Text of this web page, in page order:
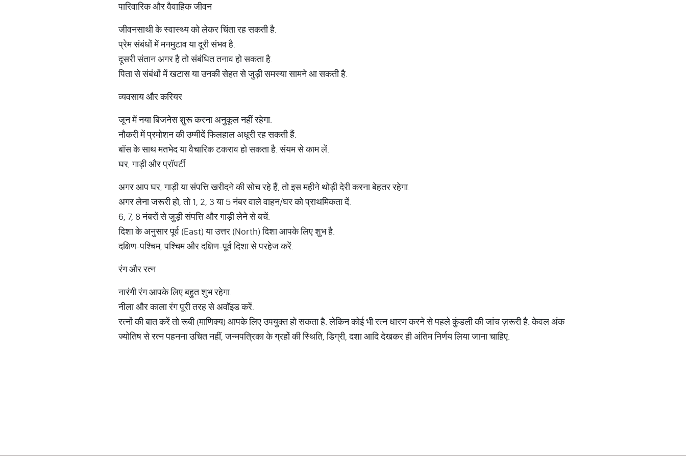
पारिवारिक और वैवाहिक जीवन
जीवनसाथी के स्वास्थ्य को लेकर चिंता रह सकती है.
प्रेम संबंधों में मनमुटाव या दूरी संभव है.
दूसरी संतान अगर है तो संबंधित तनाव हो सकता है.
पिता से संबंधों में खटास या उनकी सेहत से जुड़ी समस्या सामने आ सकती है.
व्यवसाय और करियर
जून में नया बिजनेस शुरू करना अनुकूल नहीं रहेगा.
नौकरी में प्रमोशन की उम्मीदें फिलहाल अधूरी रह सकती हैं.
बॉस के साथ मतभेद या वैचारिक टकराव हो सकता है. संयम से काम लें.
घर, गाड़ी और प्रॉपर्टी
अगर आप घर, गाड़ी या संपत्ति खरीदने की सोच रहे हैं, तो इस महीने थोड़ी देरी करना बेहतर रहेगा.
अगर लेना जरूरी हो, तो 1, 2, 3 या 5 नंबर वाले वाहन/घर को प्राथमिकता दें.
6, 7, 8 नंबरों से जुड़ी संपत्ति और गाड़ी लेने से बचें.
दिशा के अनुसार पूर्व (East) या उत्तर (North) दिशा आपके लिए शुभ है.
दक्षिण-पश्चिम, पश्चिम और दक्षिण-पूर्व दिशा से परहेज करें.
रंग और रत्न
नारंगी रंग आपके लिए बहुत शुभ रहेगा.
नीला और काला रंग पूरी तरह से अवॉइड करें.
रत्नों की बात करें तो रूबी (माणिक्य) आपके लिए उपयुक्त हो सकता है. लेकिन कोई भी रत्न धारण करने से पहले कुंडली की जांच ज़रूरी है. केवल अंक
ज्योतिष से रत्न पहनना उचित नहीं, जन्मपत्रिका के ग्रहों की स्थिति, डिग्री, दशा आदि देखकर ही अंतिम निर्णय लिया जाना चाहिए.